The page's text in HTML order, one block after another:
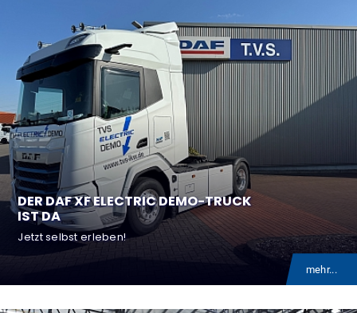
bei TVS
DER DAF XF ELECTRIC DEMO-TRUCK
IST DA
Jetzt selbst erleben!
mehr...